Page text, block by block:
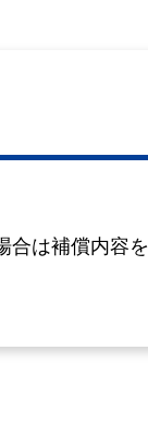
は補償内容を